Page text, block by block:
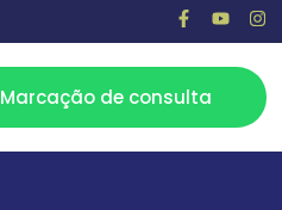
Marcação de consulta